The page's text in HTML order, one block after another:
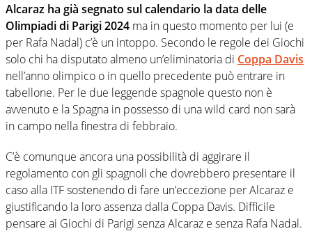
Alcaraz ha già segnato sul calendario la data delle
Olimpiadi di Parigi 2024 ma in questo momento per lui (e
per Rafa Nadal) c’è un intoppo. Secondo le regole dei Giochi
solo chi ha disputato almeno un’eliminatoria di Coppa Davis
nell’anno olimpico o in quello precedente può entrare in
tabellone. Per le due leggende spagnole questo non è
avvenuto e la Spagna in possesso di una wild card non sarà
in campo nella finestra di febbraio.
C’è comunque ancora una possibilità di aggirare il
regolamento con gli spagnoli che dovrebbero presentare il
caso alla ITF sostenendo di fare un’eccezione per Alcaraz e
giustificando la loro assenza dalla Coppa Davis. Difficile
pensare ai Giochi di Parigi senza Alcaraz e senza Rafa Nadal.